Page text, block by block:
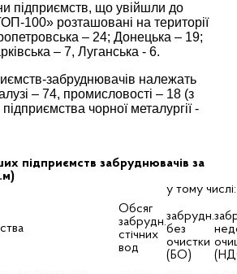
підприємств, що увійшли до
100» розташовані на території
– 24; Донецька – 19;
– 7, Луганська - 6.
забруднювачів належать
– 74, промисловості – 18 (з
чорної металургії -
підприємств забруднювачів за
Обсяг
забрудн.
стічних
вод
у тому числі:
забрудн.
без
очистки
(БО)